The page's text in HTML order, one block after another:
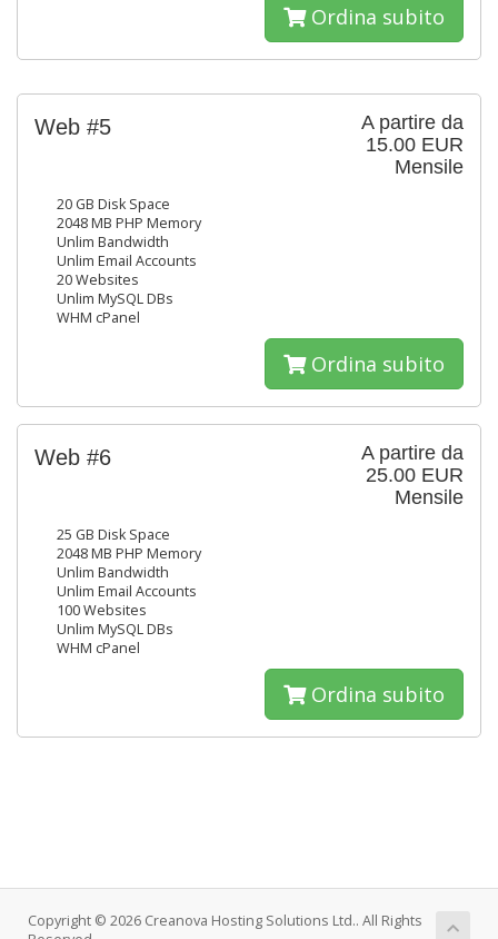
Ordina subito
A partire da
15.00 EUR
Mensile
Web #5
20 GB Disk Space
2048 MB PHP Memory
Unlim Bandwidth
Unlim Email Accounts
20 Websites
Unlim MySQL DBs
WHM cPanel
Ordina subito
A partire da
25.00 EUR
Mensile
Web #6
25 GB Disk Space
2048 MB PHP Memory
Unlim Bandwidth
Unlim Email Accounts
100 Websites
Unlim MySQL DBs
WHM cPanel
Ordina subito
Copyright © 2026 Creanova Hosting Solutions Ltd.. All Rights